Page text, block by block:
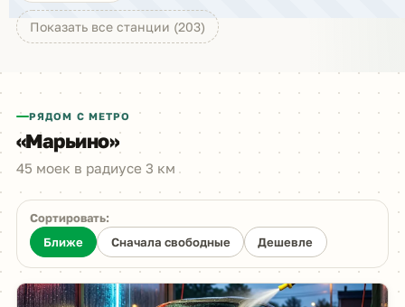
Показать все станции (203)
РЯДОМ С МЕТРО
«Марьино»
45 моек в радиусе 3 км
Сортировать:
Ближе
Сначала свободные Дешевле